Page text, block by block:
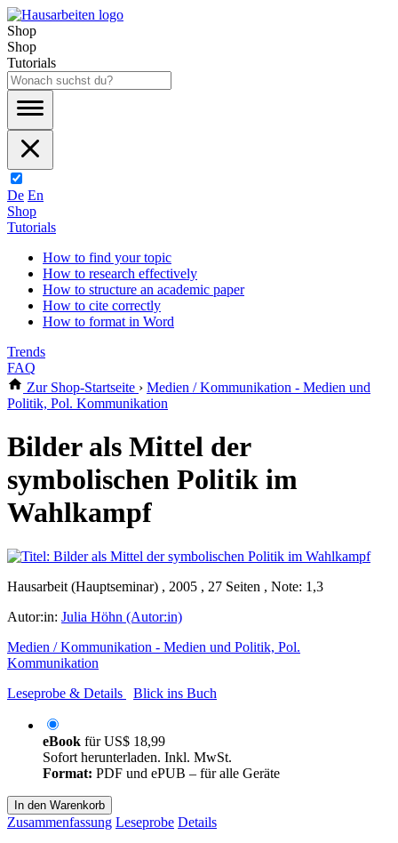
Shop
Shop
Tutorials
De En
Shop
Tutorials
How to find your topic
How to research effectively
How to structure an academic paper
How to cite correctly
How to format in Word
Trends
FAQ
Zur Shop-Startseite › Medien / Kommunikation - Medien und
Politik, Pol. Kommunikation
Bilder als Mittel der
symbolischen Politik im
Wahlkampf
Hausarbeit (Hauptseminar) , 2005 , 27 Seiten , Note: 1,3
Autor:in: Julia Höhn (Autor:in)
Medien / Kommunikation - Medien und Politik, Pol.
Kommunikation
Leseprobe & Details
Blick ins Buch
eBook fürUS$ 18,99
Sofort herunterladen. Inkl. MwSt.
Format: PDF und ePUB – für alle Geräte
In den Warenkorb
Zusammenfassung Leseprobe Details